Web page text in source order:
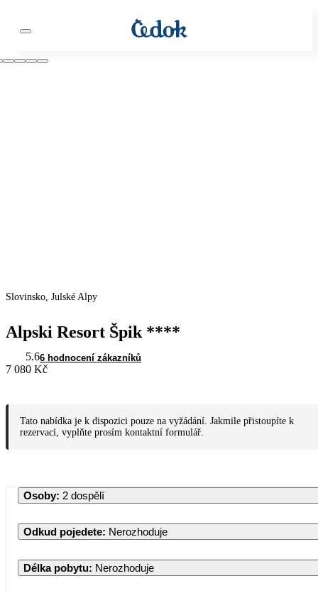
Slovinsko, Julské Alpy
Alpski Resort Špik ****
5.66 hodnocení zákazníků
7 080 Kč
Tato nabídka je k dispozici pouze na vyžádání. Jakmile přistoupíte k
rezervaci, vyplňte prosím kontaktní formulář.
Osoby: 2 dospělí
Odkud pojedete: Nerozhoduje
Délka pobytu: Nerozhoduje